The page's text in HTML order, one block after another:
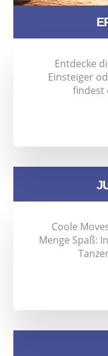
Entdecke
Einsteiger
findest
Coole
Menge Spaß: